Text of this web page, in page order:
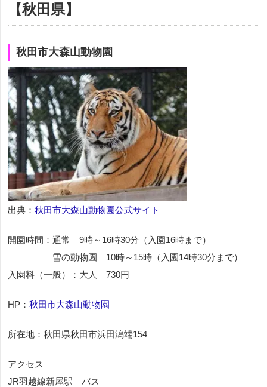
【秋田県】
秋田市大森山動物園
出典： 秋田市大森山動物園公式サイト
開園時間：通常 9時～16時30分（入園16時まで）
雪の動物園 10時～15時（入園14時30分まで）
入園料（一般）：大人 730円
HP： 秋田市大森山動物園
所在地：秋田県秋田市浜田潟端154
アクセス
JR羽越線新屋駅―バス